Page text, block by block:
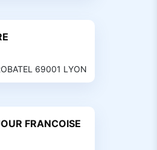
69001 LYON
FRANCOISE